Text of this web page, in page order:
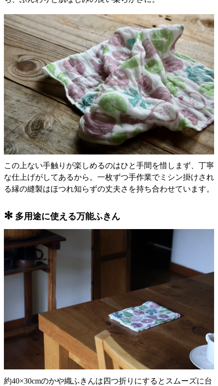
この上ない手触りが楽しめるのはひと手間を惜しまず、丁寧
な仕上げがしてあるから。一枚ずつ手作業でミシン掛けされ
る縁の縫製はほつれ知らずの丈夫さを持ち合わせています。
✻ 多用途に使える万能ふきん
約40×30cmのかや織ふきんは四つ折りにするとスムーズに台